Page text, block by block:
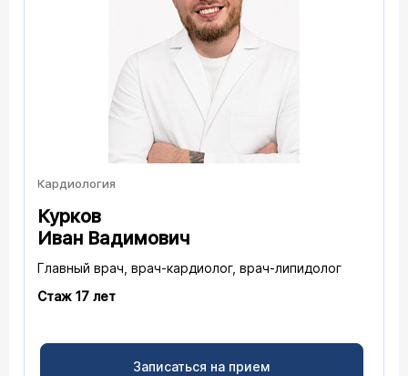
Кардиология
Курков
Иван Вадимович
Главный врач, врач-кардиолог, врач-липидолог
Стаж 17 лет
Записаться на прием